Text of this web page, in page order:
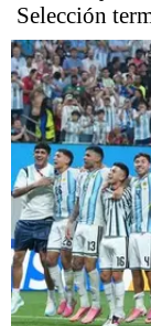
Selección